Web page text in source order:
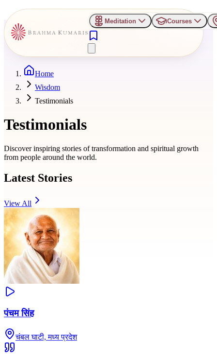
Meditation Courses
Home
Wisdom
Testimonials
Testimonials
Discover inspiring stories of transformation and spiritual growth
from people around the world.
Latest Stories
View All
पंचम सिंह
चंबल घाटी, मध्य प्रदेश